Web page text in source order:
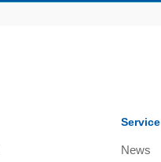
Service
News